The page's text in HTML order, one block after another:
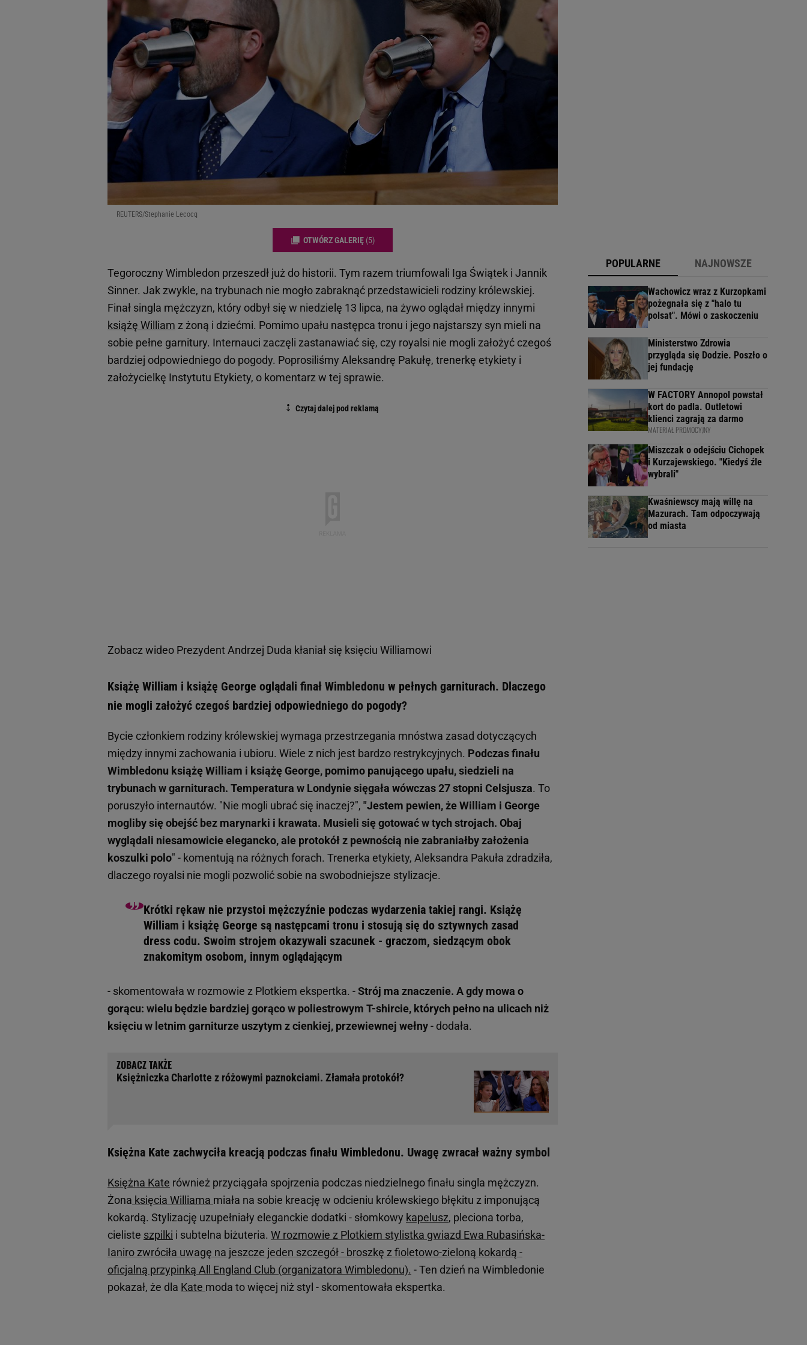
REUTERS/Stephanie Lecocq
OTWÓRZ GALERIĘ (5)
Tegoroczny Wimbledon przeszedł już do historii. Tym razem triumfowali Iga Świątek i Jannik
Sinner. Jak zwykle, na trybunach nie mogło zabraknąć przedstawicieli rodziny królewskiej.
Finał singla mężczyzn, który odbył się w niedzielę 13 lipca, na żywo oglądał między innymi
książę William z żoną i dziećmi. Pomimo upału następca tronu i jego najstarszy syn mieli na
sobie pełne garnitury. Internauci zaczęli zastanawiać się, czy royalsi nie mogli założyć czegoś
bardziej odpowiedniego do pogody. Poprosiliśmy Aleksandrę Pakułę, trenerkę etykiety i
założycielkę Instytutu Etykiety, o komentarz w tej sprawie.
Zobacz wideo Prezydent Andrzej Duda kłaniał się księciu Williamowi
Książę William i książę George oglądali finał Wimbledonu w pełnych garniturach. Dlaczego
nie mogli założyć czegoś bardziej odpowiedniego do pogody?
Bycie członkiem rodziny królewskiej wymaga przestrzegania mnóstwa zasad dotyczących
między innymi zachowania i ubioru. Wiele z nich jest bardzo restrykcyjnych. Podczas finału
Wimbledonu książę William i książę George, pomimo panującego upału, siedzieli na
trybunach w garniturach. Temperatura w Londynie sięgała wówczas 27 stopni Celsjusza. To
poruszyło internautów. "Nie mogli ubrać się inaczej?", "Jestem pewien, że William i George
mogliby się obejść bez marynarki i krawata. Musieli się gotować w tych strojach. Obaj
wyglądali niesamowicie elegancko, ale protokół z pewnością nie zabraniałby założenia
koszulki polo" - komentują na różnych forach. Trenerka etykiety, Aleksandra Pakuła zdradziła,
dlaczego royalsi nie mogli pozwolić sobie na swobodniejsze stylizacje.
Krótki rękaw nie przystoi mężczyźnie podczas wydarzenia takiej rangi. Książę
William i książę George są następcami tronu i stosują się do sztywnych zasad
dress codu. Swoim strojem okazywali szacunek - graczom, siedzącym obok
znakomitym osobom, innym oglądającym
- skomentowała w rozmowie z Plotkiem ekspertka. -Strój ma znaczenie. A gdy mowa o
gorącu: wielu będzie bardziej gorąco w poliestrowym T-shircie, których pełno na ulicach niż
księciu w letnim garniturze uszytym z cienkiej, przewiewnej wełny- dodała.
Księżniczka Charlotte z różowymi paznokciami. Złamała protokół?
Księżna Kate zachwyciła kreacją podczas finału Wimbledonu. Uwagę zwracał ważny symbol
Księżna Kate również przyciągała spojrzenia podczas niedzielnego finału singla mężczyzn.
Żona księcia Williama miała na sobie kreację w odcieniu królewskiego błękitu z imponującą
kokardą. Stylizację uzupełniały eleganckie dodatki - słomkowy kapelusz, pleciona torba,
cieliste szpilki i subtelna biżuteria. W rozmowie z Plotkiem stylistka gwiazd Ewa Rubasińska-
Ianiro zwróciła uwagę na jeszcze jeden szczegół - broszkę z fioletowo-zieloną kokardą -
oficjalną przypinką All England Club (organizatora Wimbledonu). - Ten dzień na Wimbledonie
pokazał, że dla Kate moda to więcej niż styl - skomentowała ekspertka.
POPULARNE NAJNOWSZE
Wachowicz wraz z Kurzopkami
pożegnała się z "halo tu
polsat". Mówi o zaskoczeniu
Ministerstwo Zdrowia
przygląda się Dodzie. Poszło o
jej fundację
W FACTORY Annopol powstał
kort do padla. Outletowi
klienci zagrają za darmo
MATERIAŁ PROMOCYJNY
Miszczak o odejściu Cichopek
i Kurzajewskiego. "Kiedyś źle
wybrali"
Kwaśniewscy mają willę na
Mazurach. Tam odpoczywają
od miasta